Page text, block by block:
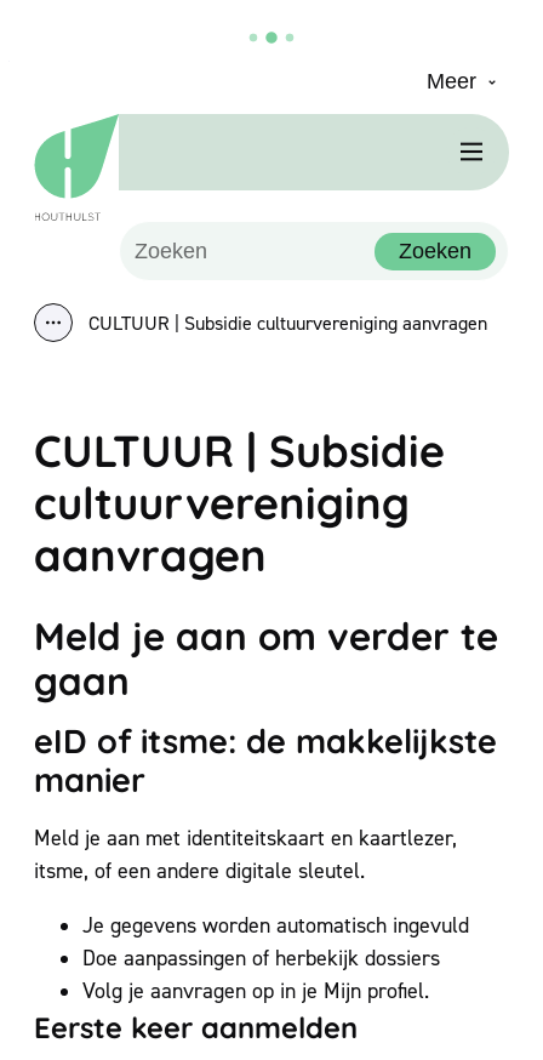
Meer
Houthulst
Waarmee kunnen we jou helpen?
Zoeken
Toon alle broodkruimel items
CULTUUR | Subsidie cultuurvereniging aanvragen
CULTUUR | Subsidie
cultuurvereniging
aanvragen
Meld je aan om verder te
gaan
eID of itsme: de makkelijkste
manier
Meld je aan met identiteitskaart en kaartlezer,
itsme, of een andere digitale sleutel.
Je gegevens worden automatisch ingevuld
Doe aanpassingen of herbekijk dossiers
Volg je aanvragen op in je Mijn profiel.
Eerste keer aanmelden